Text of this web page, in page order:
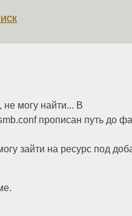
могу найти... В
прописан путь до
зайти на ресурс под